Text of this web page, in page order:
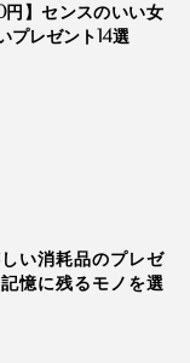
円】センスのいい女
プレゼント14選
い消耗品のプレゼ
憶に残るモノを選